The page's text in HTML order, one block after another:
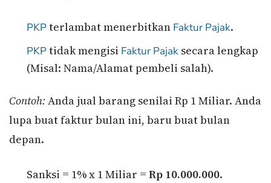
PKPterlambat menerbitkan Faktur Pajak.
PKPtidak mengisi Faktur Pajak secara lengkap
(Misal: Nama/Alamat pembeli salah).
Contoh:Anda jual barang senilai Rp 1 Miliar. Anda
lupa buat faktur bulan ini, baru buat bulan
depan.
Sanksi = 1% x 1 Miliar = Rp 10.000.000.